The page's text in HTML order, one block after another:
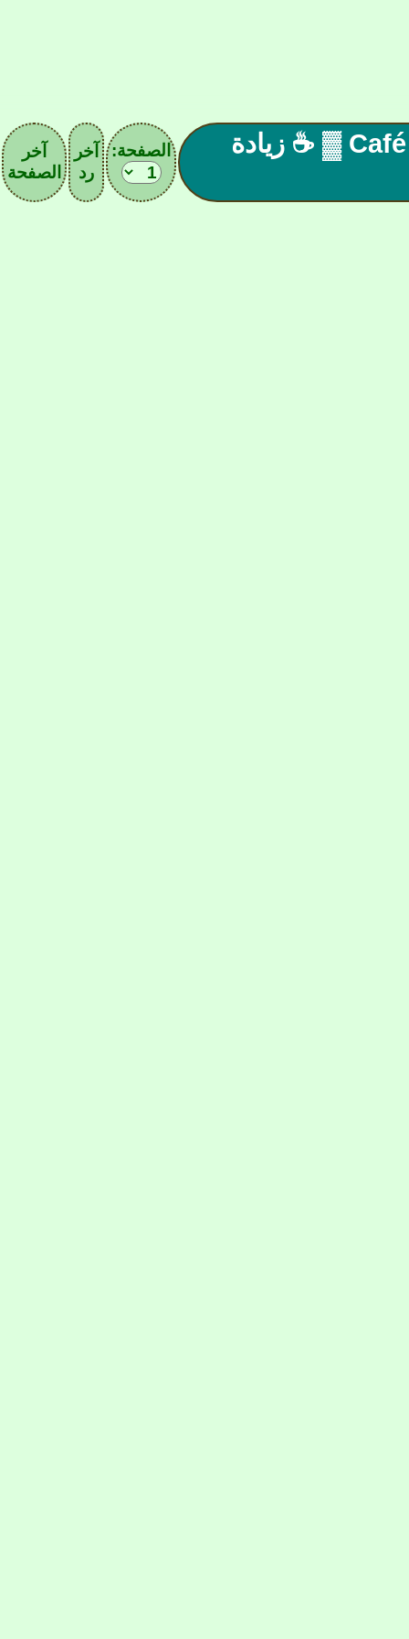
☕ ▓ المقهـ| 39 |ے الآسيـويے Café ▓ ☕ زيادة الصفحة:
آخر
رد
آخر
الصفحة